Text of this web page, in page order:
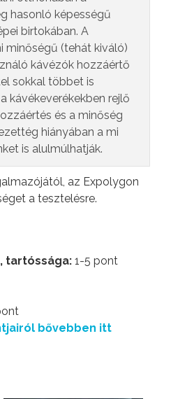
hasonló képességű
birtokában. A
minőségű (tehát kiváló)
kávézók hozzáértő
sokkal többet is
kávékeverékekben rejlő
és a minőség
hiányában a mi
is alulmúlhatják.
az Expolygon
a tesztelésre.
tartóssága: 1-5 pont
bővebben itt